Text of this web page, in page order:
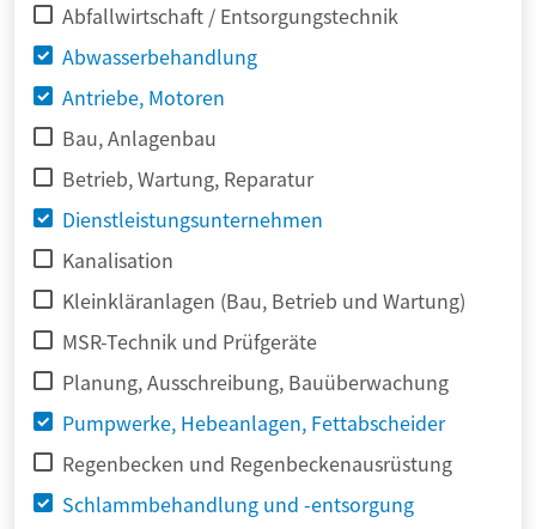
Abfallwirtschaft / Entsorgungstechnik
Abwasserbehandlung
Antriebe, Motoren
Bau, Anlagenbau
Betrieb, Wartung, Reparatur
Dienstleistungsunternehmen
Kanalisation
Kleinkläranlagen (Bau, Betrieb und Wartung)
MSR-Technik und Prüfgeräte
Planung, Ausschreibung, Bauüberwachung
Pumpwerke, Hebeanlagen, Fettabscheider
Regenbecken und Regenbeckenausrüstung
Schlammbehandlung und -entsorgung